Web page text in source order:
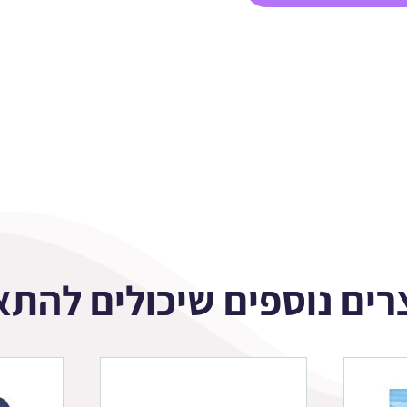
נוספים שיכולים